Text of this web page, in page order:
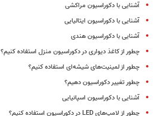
آشنایی با دکوراسیون مراکشی
آشنایی با دکوراسیون ایتالیایی
آشنایی با دکوراسیون هندی
چطور از کاغذ دیواری در دکوراسیون منزل استفاده کنیم؟
چطور از لمینیت‌های شیشه‌ای استفاده کنیم؟
چطور تغییر دکوراسیون دهیم؟
آشنایی با دکوراسیون اسپانیایی
چطور از لامپ‌های LED در دکوراسیون استفاده کنیم؟